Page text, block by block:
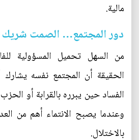
مالية.
دور المجتمع… الصمت
من السهل تحميل المسؤولية
الحقيقة أن المجتمع نفسه يشارك
الفساد حين يبرره بالقرابة أو
وعندما يصبح الانتماء أهم من
بالاختلال.